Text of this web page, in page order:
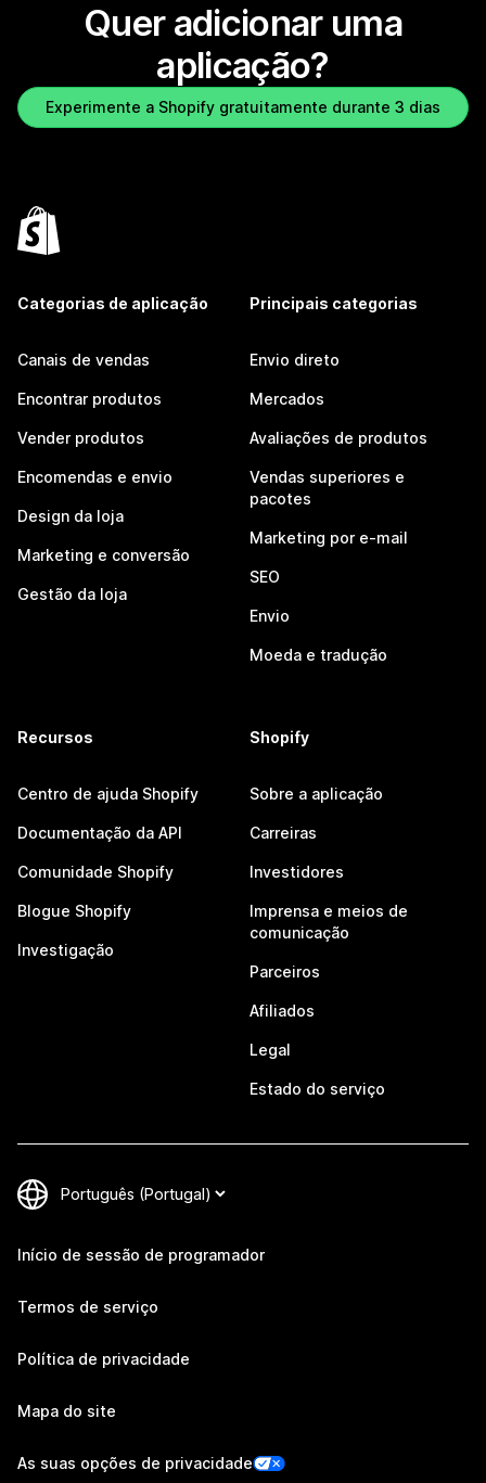
Quer adicionar uma
aplicação?
Experimente a Shopify gratuitamente durante 3 dias
Categorias de aplicação
Canais de vendas
Encontrar produtos
Vender produtos
Encomendas e envio
Design da loja
Marketing e conversão
Gestão da loja
Principais categorias
Envio direto
Mercados
Avaliações de produtos
Vendas superiores e
pacotes
Marketing por e-mail
SEO
Envio
Moeda e tradução
Recursos
Centro de ajuda Shopify
Documentação da API
Comunidade Shopify
Blogue Shopify
Investigação
Shopify
Sobre a aplicação
Carreiras
Investidores
Imprensa e meios de
comunicação
Parceiros
Afiliados
Legal
Estado do serviço
Início de sessão de programador
Termos de serviço
Política de privacidade
Mapa do site
As suas opções de privacidade